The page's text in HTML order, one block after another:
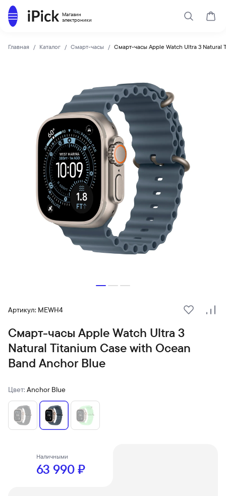
Магазин
электроники
Каталог
Поиск
Главная Каталог Смарт-часы Смарт-часы Apple Watch Ultra 3 Natural
Артикул: MEWH4
В
Смарт-часы Apple Watch Ultra 3
Natural Titanium Case with Ocean
Band Anchor Blue
Цвет: Anchor Blue
Наличными
63 990 ₽